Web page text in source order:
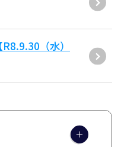
（水）